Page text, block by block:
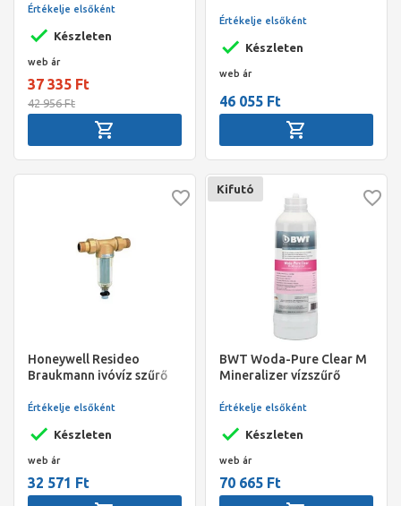
nyomáscsökkentővel, 2,8
Készleten
Értékelje elsőként
web ár
37 335 Ft
42 956 Ft
kombináció MiniPlus, átl.
PN16, max 40°C
Készleten
Értékelje elsőként
web ár
46 055 Ft
Honeywell Resideo
Braukmann ivóvíz szűrő
RM.100mikr. szűrő, 1",
Készleten
Értékelje elsőként
web ár
32 571 Ft
BWT Woda-Pure Clear M
Mineralizer vízszűrő
Kifutó
Készleten
Értékelje elsőként
web ár
70 665 Ft